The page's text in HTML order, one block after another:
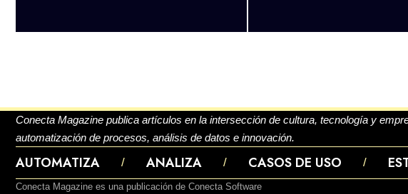
Conecta Magazine publica artículos en la intersección de cultura, tecnología y
automatización de procesos, análisis de datos e innovación.
AUTOMATIZA ANALIZA CASOS DE USO
Conecta Magazine es una publicación de Conecta Software